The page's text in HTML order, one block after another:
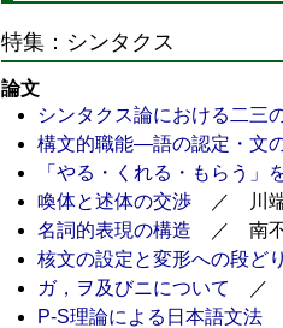
特集：シンタクス
論文
シンタクス論における二三
構文的職能―語の認定・文
「やる・くれる・もらう」
喚体と述体の交渉 ／ 川端
名詞的表現の構造 ／ 南不
核文の設定と変形への段どり
ガ，ヲ及びニについて
／
P-S理論による日本語文法